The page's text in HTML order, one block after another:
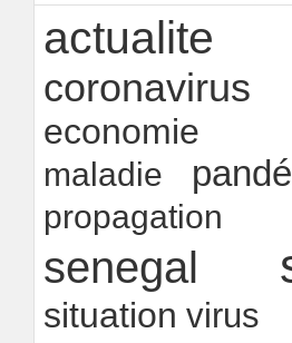
Rapport Bceao 2025 :
innovation
24/07/2026 -Ndakhté M. GAYE
actualite
coronavirus
economie
maladie
propagation
senegal
situation virus